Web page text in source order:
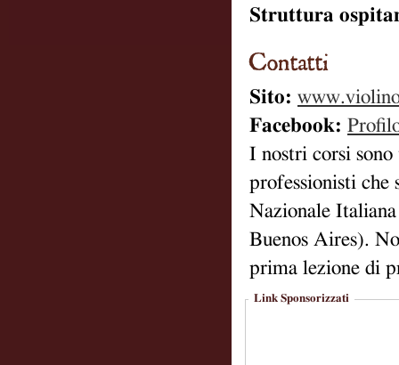
Struttura
Sito:
Facebook:
I nostri corsi
professionisti
Nazionale
Buenos Aires).
prima lezione di
Link Sponsorizzati